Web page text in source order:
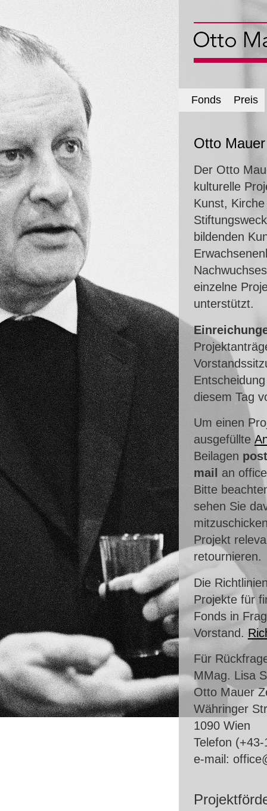
Fonds Preis
Otto
Der Otto
kulturelle
Kunst,
bildenden
einzelne
unterstützt.
diesem Tag
Um einen
ausgefüllte
Beilagen
mail
an
Bitte
sehen Sie
Projekt
retournieren.
Die
Projekte für
Fonds in
Vorstand.
Für
MMag. Lisa
Otto Mauer
Währinger
1090 Wien
Telefon
e-mail: